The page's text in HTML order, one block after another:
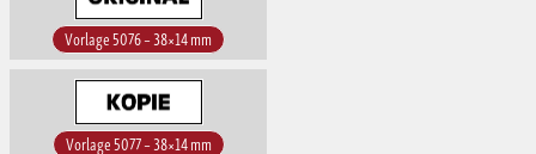
Vorlage 5076 – 38×14 mm
Vorlage 5077 – 38×14 mm